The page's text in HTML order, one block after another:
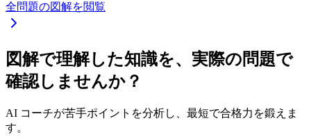
全問題の図解を閲覧
図解で理解した知識を、実際の問題で
確認しませんか？
AI コーチが苦手ポイントを分析し、最短で合格力を鍛えま
す。